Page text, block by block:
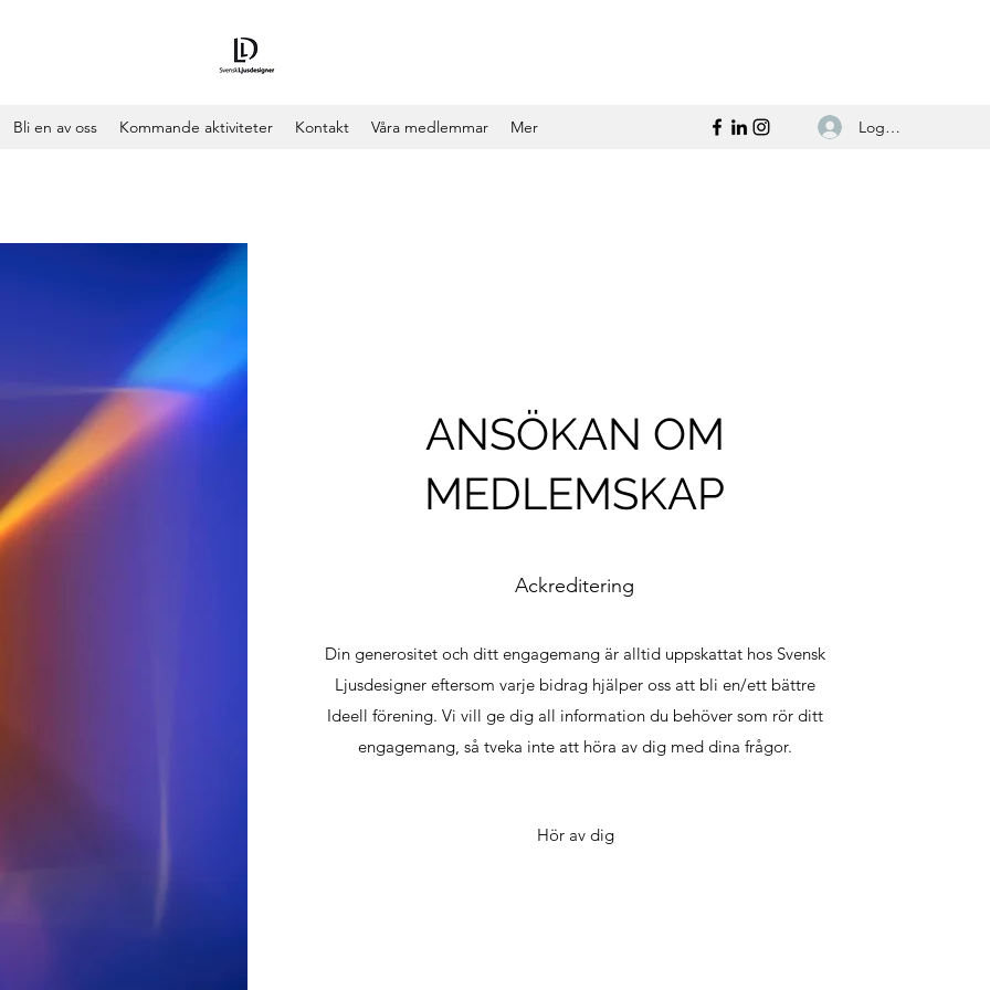
Bli en av oss Kommande aktiviteter Kontakt Våra medlemmar Mer Logga in
ANSÖKAN OM
MEDLEMSKAP
Ackreditering
Din generositet och ditt engagemang är alltid uppskattat hos Svensk
Ljusdesigner eftersom varje bidrag hjälper oss att bli en/ett bättre
Ideell förening. Vi vill ge dig all information du behöver som rör ditt
engagemang, så tveka inte att höra av dig med dina frågor.
Hör av dig